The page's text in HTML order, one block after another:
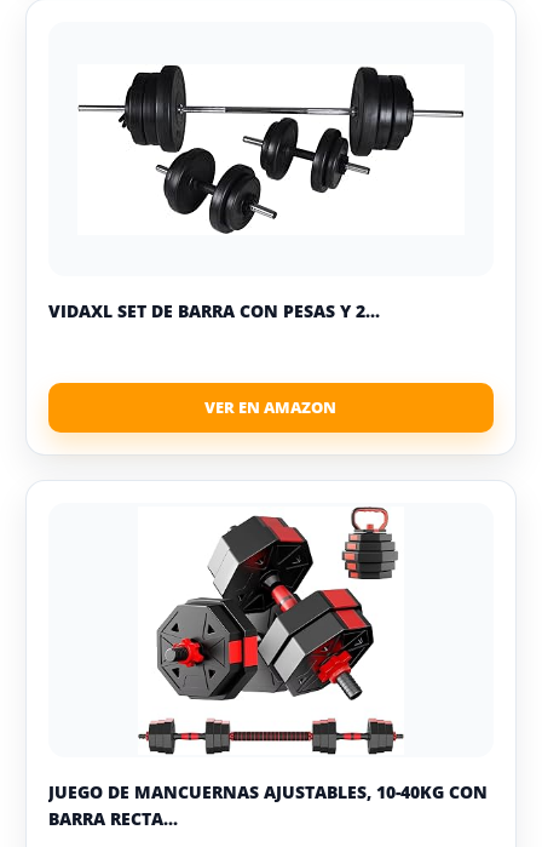
VIDAXL SET DE BARRA CON PESAS Y 2...
JUEGO DE MANCUERNAS AJUSTABLES, 10-40KG CON
BARRA RECTA...